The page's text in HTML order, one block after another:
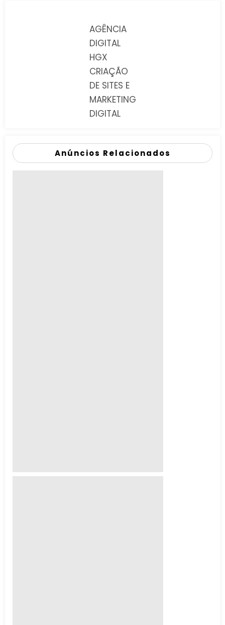
AGÊNCIA
DIGITAL
HGX
CRIAÇÃO
DE SITES E
MARKETING
DIGITAL
Anúncios Relacionados